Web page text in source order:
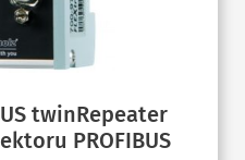
twinRepeater
PROFIBUS